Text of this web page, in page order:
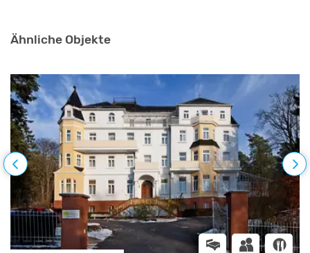
Ähnliche Objekte